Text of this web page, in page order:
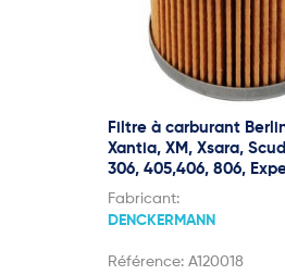
Filtre à carburant
Xantia, XM, Xsara,
306, 405,406, 806,
Fabricant:
DENCKERMANN
Référence: A120018